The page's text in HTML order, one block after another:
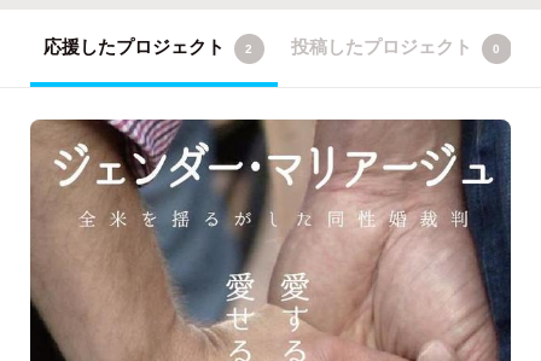
応援したプロジェクト 2 投稿したプロジェクト 0